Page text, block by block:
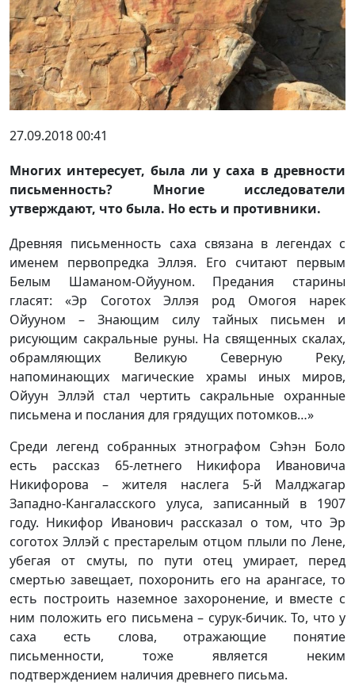
27.09.2018 00:41
Многих интересует, была ли у саха в древности
письменность? Многие исследователи
утверждают, что была. Но есть и противники.
Древняя письменность саха связана в легендах с
именем первопредка Эллэя. Его считают первым
Белым Шаманом-Ойууном. Предания старины
гласят: «Эр Соготох Эллэя род Омогоя нарек
Ойууном – Знающим силу тайных письмен и
рисующим сакральные руны. На священных скалах,
обрамляющих Великую Северную Реку,
напоминающих магические храмы иных миров,
Ойуун Эллэй стал чертить сакральные охранные
письмена и послания для грядущих потомков…»
Среди легенд собранных этнографом Сэһэн Боло
есть рассказ 65-летнего Никифора Ивановича
Никифорова – жителя наслега 5-й Малджагар
Западно-Кангаласского улуса, записанный в 1907
году. Никифор Иванович рассказал о том, что Эр
соготох Эллэй с престарелым отцом плыли по Лене,
убегая от смуты, по пути отец умирает, перед
смертью завещает, похоронить его на арангасе, то
есть построить наземное захоронение, и вместе с
ним положить его письмена – сурук-бичик. То, что у
саха есть слова, отражающие понятие
письменности, тоже является неким
подтверждением наличия древнего письма.